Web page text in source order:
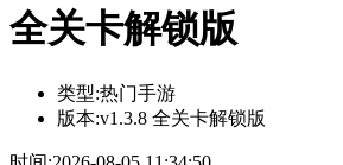
全关卡解锁版
类型:热门手游
版本:v1.3.8 全关卡解锁版